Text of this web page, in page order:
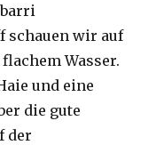
schauen wir auf
Wasser.
und eine
die gute
der